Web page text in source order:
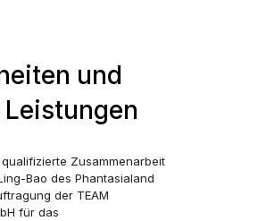
und
Zusammenarbeit
Bao des Phantasialand
der TEAM
für das